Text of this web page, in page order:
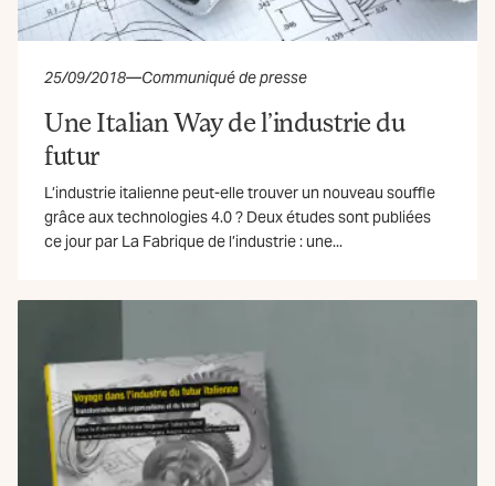
25/09/2018—Communiqué de presse
Une Italian Way de l’industrie du
futur
L’industrie italienne peut-elle trouver un nouveau souffle
grâce aux technologies 4.0 ? Deux études sont publiées
ce jour par La Fabrique de l’industrie : une...